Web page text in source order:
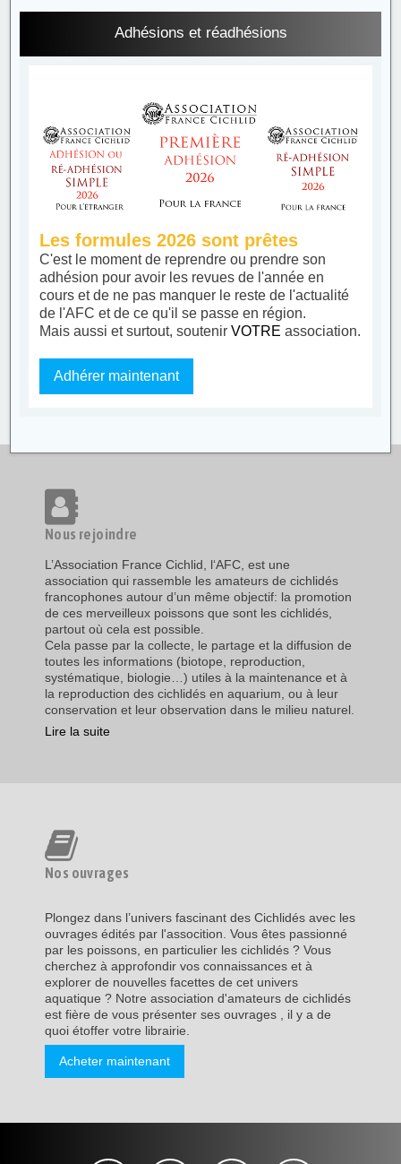
Adhésions et réadhésions
Les formules 2026 sont prêtes
C'est le moment de reprendre ou prendre son
adhésion pour avoir les revues de l'année en
cours et de ne pas manquer le reste de l'actualité
de l'AFC et de ce qu'il se passe en région.
Mais aussi et surtout, soutenirVOTRE association.
Adhérer maintenant
Nous rejoindre
L’Association France Cichlid, l‘AFC, est une
association qui rassemble les amateurs de cichlidés
francophones autour d’un même objectif: la promotion
de ces merveilleux poissons que sont les cichlidés,
partout où cela est possible.
Cela passe par la collecte, le partage et la diffusion de
toutes les informations (biotope, reproduction,
systématique, biologie…) utiles à la maintenance et à
la reproduction des cichlidés en aquarium, ou à leur
conservation et leur observation dans le milieu naturel.
Lire la suite
Nos ouvrages
Plongez dans l’univers fascinant des Cichlidés avec les
ouvrages édités par l'assocition. Vous êtes passionné
par les poissons, en particulier les cichlidés ? Vous
cherchez à approfondir vos connaissances et à
explorer de nouvelles facettes de cet univers
aquatique ? Notre association d'amateurs de cichlidés
est fière de vous présenter ses ouvrages , il y a de
quoi étoffer votre librairie.
Acheter maintenant